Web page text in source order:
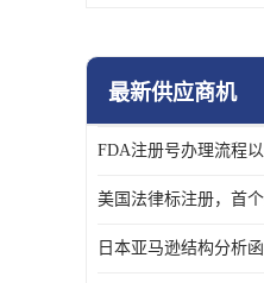
最新供应商机